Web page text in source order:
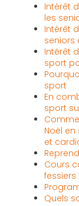
Intérêt
les
Intérêt
seniors
Intérêt
sport
sport
En
sport
Noël
et
Cours
fessiers
Quels